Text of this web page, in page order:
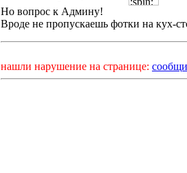
Но вопрос к Админу!
Вроде не пропускаешь фотки на кух-
нашли нарушение на странице: